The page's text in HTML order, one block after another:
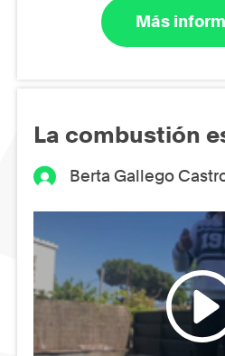
Más
La combustión
Berta Gallego